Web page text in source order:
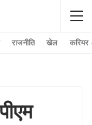
राजनीति खेल करियर